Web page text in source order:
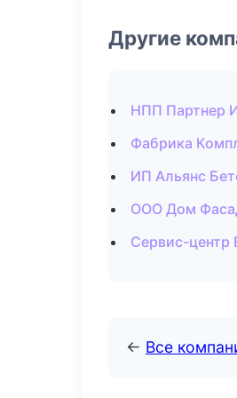
Другие
НПП Партнер
Фабрика
ИП Альянс
ООО Дом
Сервис-центр
← Все